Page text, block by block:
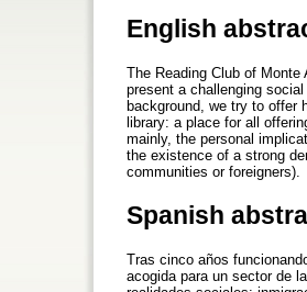
English
The Reading Club of
present a challenging
background, we try to offer
library: a place for all
mainly, the personal
the existence of a strong
communities or foreigners).
Spanish
Tras cinco años
acogida para un sector de